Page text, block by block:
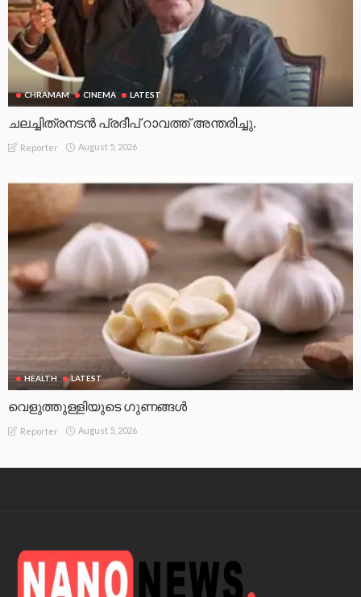
CHRAMAM CINEMA LATEST
ചലച്ചിത്രനടൻ പ്രദീപ് റാവത്ത് അന്തരിച്ചു.
Reporter August 5, 2026
HEALTH LATEST
വെളുത്തുള്ളിയുടെ ഗുണങ്ങൾ
Reporter August 5, 2026